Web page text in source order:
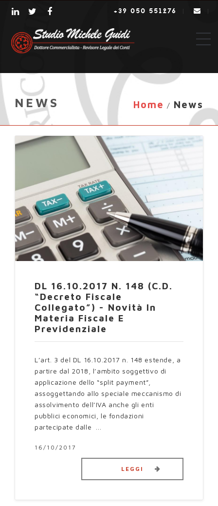
+39 050 551276
NEWS Home / News
DL 16.10.2017 N. 148 (c.d.
“decreto Fiscale
Collegato”) - Novità In
Materia Fiscale E
Previdenziale
L’art. 3 del DL 16.10.2017 n. 148 estende, a
partire dal 2018, l’ambito soggettivo di
applicazione dello “split payment”,
assoggettando allo speciale meccanismo di
assolvimento dell’IVA anche gli enti
pubblici economici, le fondazioni
partecipate dalle ...
16/10/2017
LEGGI